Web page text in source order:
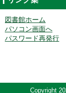
図書館ホーム
パソコン画面へ
パスワード再発行
Copyright